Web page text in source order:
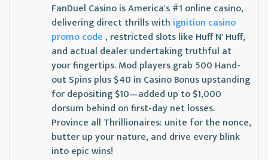
FanDuel Casino is America's #1 online casino,
delivering direct thrills with ignition casino
promo code , restricted slots like Huff N' Huff,
and actual dealer undertaking truthful at
your fingertips. Mod players grab 500 Hand-
out Spins plus $40 in Casino Bonus upstanding
for depositing $10—added up to $1,000
dorsum behind on first-day net losses.
Province all Thrillionaires: unite for the nonce,
butter up your nature, and drive every blink
into epic wins!